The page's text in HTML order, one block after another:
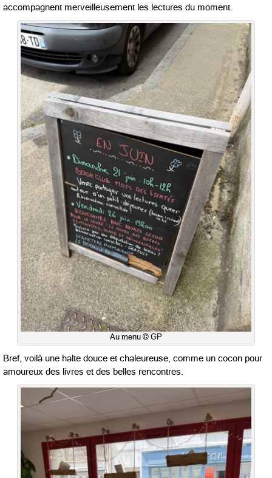
accompagnent merveilleusement les lectures du moment.
Au menu © GP
Bref, voilà une halte douce et chaleureuse, comme un cocon pour
amoureux des livres et des belles rencontres.